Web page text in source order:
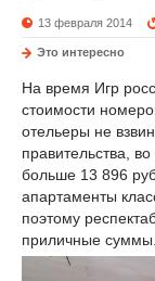
13 февраля 2014
Это интересно
На время Игр
стоимости
отельеры не
правительства,
больше 13 896
апартаменты
поэтому
приличные суммы.